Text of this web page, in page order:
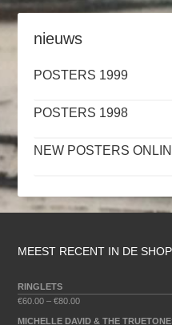
nieuws
POSTERS 1999
POSTERS 1998
NEW POSTERS
MEEST RECENT IN DE SHOP
RINGLETS
€60.00 –€80.00
MICHELLE DAVID & THE